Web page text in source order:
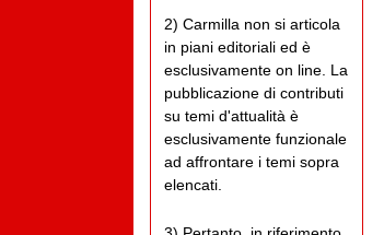
2) Carmilla non si articola
in piani editoriali ed è
esclusivamente on line. La
pubblicazione di contributi
su temi d'attualità è
esclusivamente funzionale
ad affrontare i temi sopra
elencati.